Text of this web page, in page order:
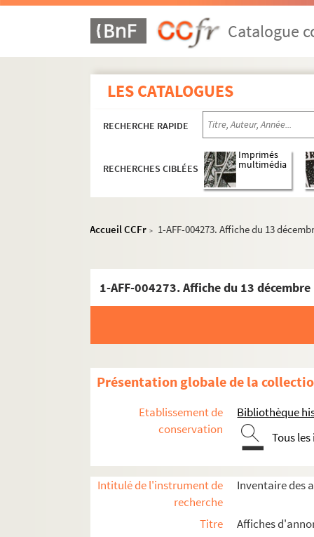
Catalogue
LES CATALOGUES
RECHERCHE RAPIDE
RECHERCHES CIBLÉES
Imprimés
multimédia
Accueil CCFr > 1-AFF-004273. Affiche du 13
1-AFF-004273. Affiche du 13
Présentation globale de la
Etablissement de
conservation
Bibliothèque
Tous
Intitulé de l'instrument de
recherche
Inventaire des
Titre
Affiches
Année 1892
Année 1897